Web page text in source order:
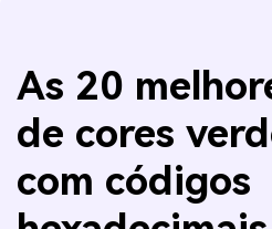
As 20
de cores
com códigos